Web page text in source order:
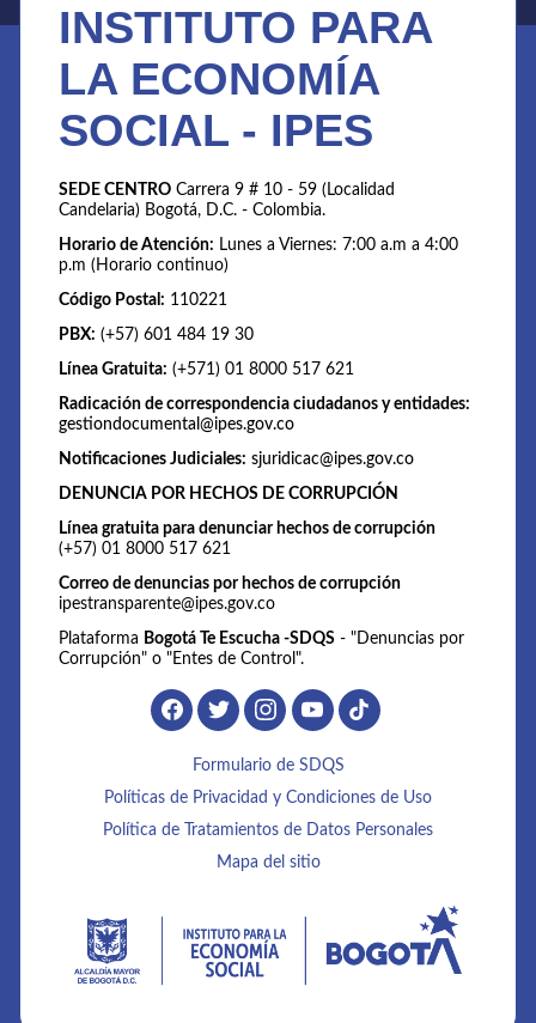
INSTITUTO PARA
LA ECONOMÍA
SOCIAL - IPES
SEDE CENTRO Carrera 9 # 10 - 59 (Localidad
Candelaria) Bogotá, D.C. - Colombia.
Horario de Atención: Lunes a Viernes: 7:00 a.m a 4:00
p.m (Horario continuo)
Código Postal: 110221
PBX: (+57) 601 484 19 30
Línea Gratuita: (+571) 01 8000 517 621
Radicación de correspondencia ciudadanos y entidades:
gestiondocumental@ipes.gov.co
Notificaciones Judiciales: sjuridicac@ipes.gov.co
DENUNCIA POR HECHOS DE CORRUPCIÓN
Línea gratuita para denunciar hechos de corrupción
(+57) 01 8000 517 621
Correo de denuncias por hechos de corrupción
ipestransparente@ipes.gov.co
Plataforma Bogotá Te Escucha -SDQS - "Denuncias por
Corrupción" o "Entes de Control".
Formulario de SDQS
Políticas de Privacidad y Condiciones de Uso
Política de Tratamientos de Datos Personales
Mapa del sitio